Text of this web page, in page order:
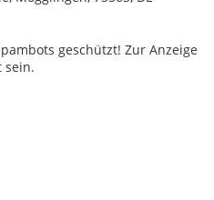
geschützt! Zur Anzeige
sein.